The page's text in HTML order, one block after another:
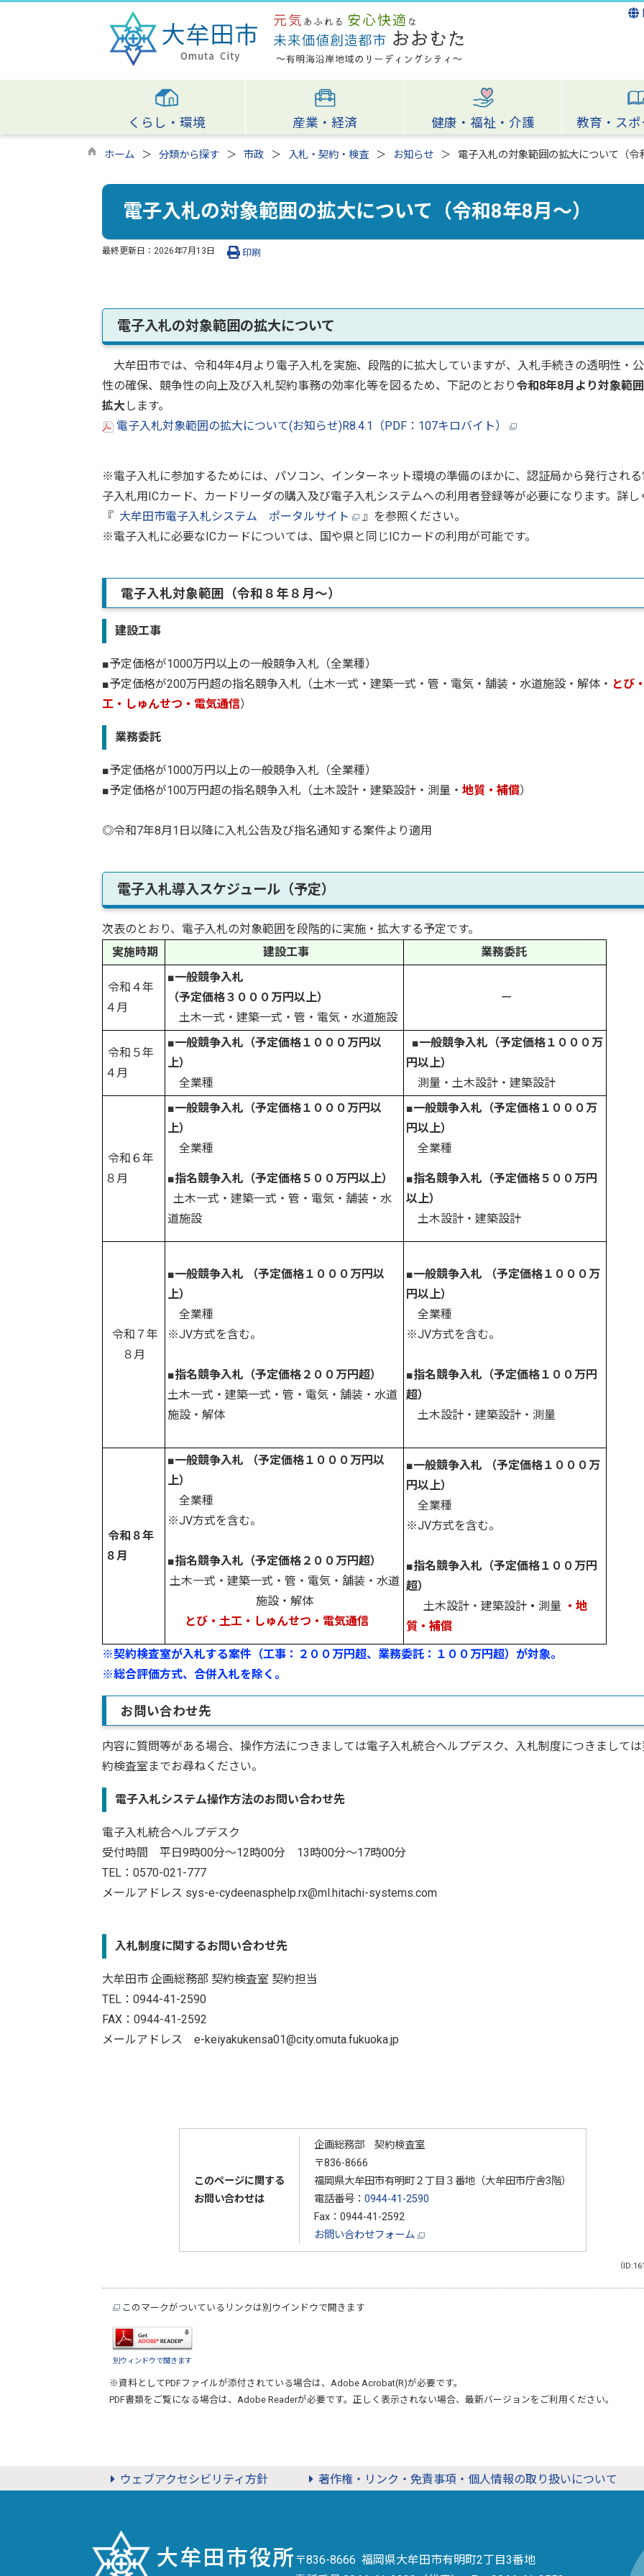
くらし・環境 産業・経済 健康・福祉・介護 教育・ス
ホーム 分類から探す 市政 入札・契約・検査 お知らせ 電子入札の対象範囲の拡大について（令
電子入札の対象範囲の拡大について（令和8年8月～）
最終更新日： 2026年7月13日 印刷
電子入札の対象範囲の拡大について
大牟田市では、令和4年4月より電子入札を実施、段階的に拡大していますが、入札手続きの透明性・
性の確保、競争性の向上及び入札契約事務の効率化等を図るため、下記のとおり令和8年8月より対象範
拡大します。
電子入札対象範囲の拡大について(お知らせ)R8.4.1（PDF：107キロバイト）
※電子入札に参加するためには、パソコン、インターネット環境の準備のほかに、認証局から発行され
子入札用ICカード、カードリーダの購入及び電子入札システムへの利用者登録等が必要になります。詳し
『 大牟田市電子入札システム ポータルサイト
』を参照ください。
※電子入札に必要なICカードについては、国や県と同じICカードの利用が可能です。
電子入札対象範囲（令和８年８月～）
建設工事
■予定価格が1000万円以上の一般競争入札（全業種）
■予定価格が200万円超の指名競争入札（土木一式・建築一式・管・電気・舗装・水道施設・解体・ とび
工・しゅんせつ・電気通信）
業務委託
■予定価格が1000万円以上の一般競争入札（全業種）
■予定価格が100万円超の指名競争入札（土木設計・建築設計・測量・ 地質・補償）
◎令和7年8月1日以降に入札公告及び指名通知する案件より適用
電子入札導入スケジュール（予定）
次表のとおり、電子入札の対象範囲を段階的に実施・拡大する予定です。
実施時期
建設工事 業務委託
令和４年
４月
■一般競争入札
（予定価格３０００万円以上）
土木一式・建築一式・管・電気・水道施設
ー
令和５年
４月
■一般競争入札 （予定価格１０００万円以
上）
全業種
■一般競争入札（予定価格１０００万
円以上）
測量・土木設計・建築設計
令和６年
８月
■一般競争入札 （予定価格１０００万円以
上）
全業種
■指名競争入札 （予定価格５００万円以上）
土木一式・建築一式・管・電気・舗装・水
道施設
■一般競争入札（予定価格１０００万
円以上）
全業種
■指名競争入札 （予定価格５００万円
以上）
土木設計・建築設計
令和７年
８月
■一般競争入札 （予定価格１０００万円以
上）
全業種
※JV方式を含む。
■指名競争入札（予定価格 ２００万円超）
土木一式・建築一式・管・電気・舗装・水道
施設・解体
■一般競争入札 （予定価格１０００万
円以上）
全業種
※JV方式を含む。
■指名競争入札（予定価格１００万円
超）
土木設計・建築設計・測量
令和８年
８月
■一般競争入札 （予定価格１０００万円以
上）
全業種
※JV方式を含む。
■指名競争入札（予定価格 ２００万円超）
土木一式・建築一式・管・電気・舗装・水道
施設・解体
とび・土工・しゅんせつ・電気通信
■一般競争入札 （予定価格１０００万
円以上）
全業種
※JV方式を含む。
■指名競争入札（予定価格１００万円
超）
土木設計・建築設計 ・ 測量 ・地
質・補償
※契約検査室が入札する案件（工事：２００万円超、業務委託：１００万円超）が対象。
※総合評価方式、合併入札を除く。
お問い合わせ先
内容に質問等がある場合、操作方法につきましては電子入札統合ヘルプデスク、入札制度につきまして
約検査室までお尋ねください。
電子入札システム操作方法のお問い合わせ先
電子入札統合ヘルプデスク
受付時間 平日9時00分～12時00分 13時00分～17時00分
TEL：0570-021-777
メールアドレス sys-e-cydeenasphelp.rx@ml.hitachi-systems.com
入札制度に関するお問い合わせ先
大牟田市 企画総務部 契約検査室 契約担当
TEL：0944-41-2590
FAX：0944-41-2592
メールアドレス e-keiyakukensa01@city.omuta.fukuoka.jp
このページに関する
お問い合わせは
企画総務部 契約検査室
〒836-8666
福岡県大牟田市有明町２丁目３番地（大牟田市庁舎3階）
電話番号： 0944-41-2590
Fax：0944-41-2592
お問い合わせフォーム
（
このマークがついているリンクは別ウインドウで開きます
別ウィンドウで開きます
※資料としてPDFファイルが添付されている場合は、 Adobe Acrobat(R)が必要です。
PDF書類をご覧になる場合は、 Adobe Readerが必要です。正しく表示されない場合、最新バージョンをご利用ください。
ウェブアクセシビリティ方針 著作権・リンク・免責事項・個人情報の取り扱いについて
〒836-8666 福岡県大牟田市有明町2丁目3番地